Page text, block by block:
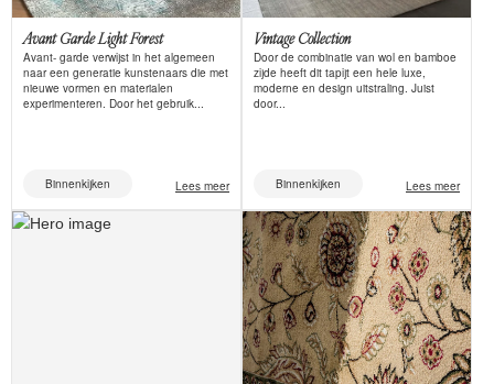
Avant Garde Light Forest
Avant- garde verwijst in het algemeen
naar een generatie kunstenaars die met
nieuwe vormen en materialen
experimenteren. Door het gebruik...
Binnenkijken Lees meer
Vintage Collection
Door de combinatie van wol en bamboe
zijde heeft dit tapijt een hele luxe,
moderne en design uitstraling. Juist
door...
Binnenkijken Lees meer